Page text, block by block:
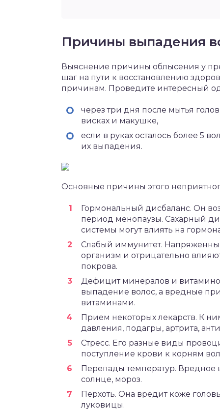
Причины выпадения
Выяснение причины облысения у
шаг на пути к восстановлению
причинам. Проведите интересный
через три дня после мытья
висках и макушке,
если в руках осталось более 5
их выпадения.
Основные причины этого
Гормональный дисбаланс. Он
период менопаузы. Сахарный
системы могут влиять на
Слабый иммунитет.
организм и отрицательно
покрова.
Дефицит минералов и
выпадение волос, а вредные
витаминами.
Прием некоторых лекарств. К
давления, подагры, артрита,
Стресс. Его разные виды
поступление крови к корням
Перепады температур. Вредное
солнце, мороз.
Перхоть. Она вредит коже
луковицы.